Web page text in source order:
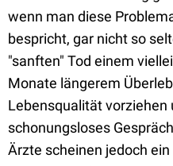
wenn man diese
bespricht, gar nicht so
"sanften" Tod einem
Monate längerem
Lebensqualität vorziehen
schonungsloses
Ärzte scheinen jedoch